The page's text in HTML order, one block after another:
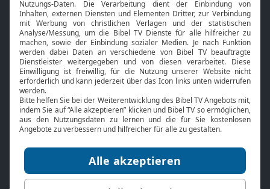
HbbTV
Bibelthek Online-Bibel
Nächster Gottesdienst
Bibel TV
Über uns
Jobs
Mediadaten
Service
Kontakt
TV-Empfang